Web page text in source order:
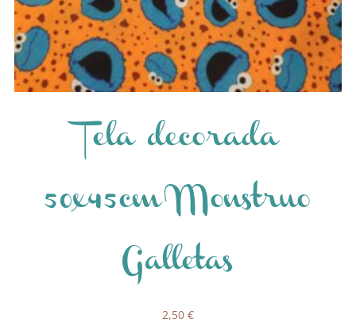
Tela decorada
50x45cm Monstruo
Galletas
2,50 €